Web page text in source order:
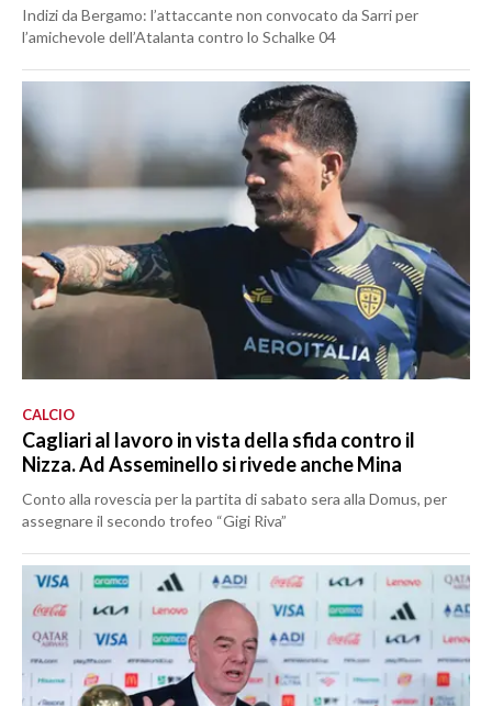
Indizi da Bergamo: l’attaccante non convocato da Sarri per
l’amichevole dell’Atalanta contro lo Schalke 04
CALCIO
Cagliari al lavoro in vista della sfida contro il
Nizza. Ad Asseminello si rivede anche Mina
Conto alla rovescia per la partita di sabato sera alla Domus, per
assegnare il secondo trofeo “Gigi Riva”